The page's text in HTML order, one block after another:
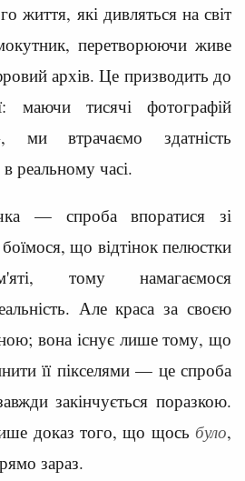
життя, які дивляться на світ
перетворюючи живе
архів. Це призводить до
маючи тисячі фотографій
ми втрачаємо здатність
реальному часі.
— спроба впоратися зі
що відтінок пелюстки
тому намагаємося
Але краса за своєю
вона існує лише тому, що
її пікселями — це спроба
закінчується поразкою.
доказ того, що щось було,
зараз.